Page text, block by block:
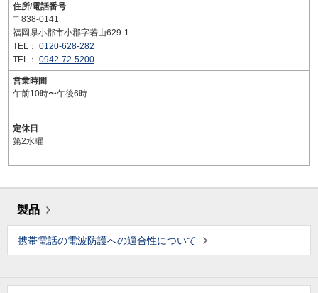
住所/電話番号
〒838-0141
福岡県小郡市小郡字若山629-1
TEL： 0120-628-282
TEL： 0942-72-5200
営業時間
午前10時〜午後6時
定休日
第2水曜
製品
携帯電話の電波防護への適合性について